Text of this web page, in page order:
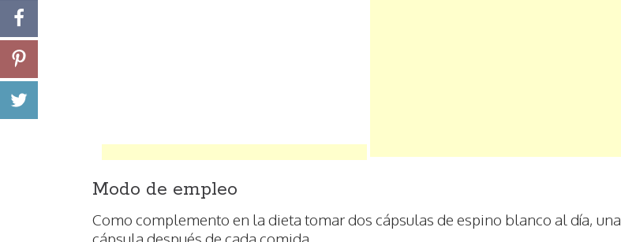
Modo de empleo
Como complemento en la dieta tomar dos cápsulas de espino blanco al día, una
cápsula después de cada comida.